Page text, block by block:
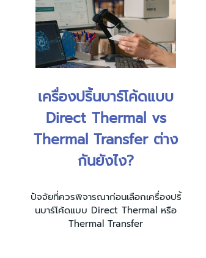
เครื่องปริ้นบาร์โค้ดแบบ
Direct Thermal vs
Thermal Transfer ต่าง
กันยังไง?
ปัจจัยที่ควรพิจารณาก่อนเลือกเครื่องปริ้
นบาร์โค้ดแบบ Direct Thermal หรือ
Thermal Transfer